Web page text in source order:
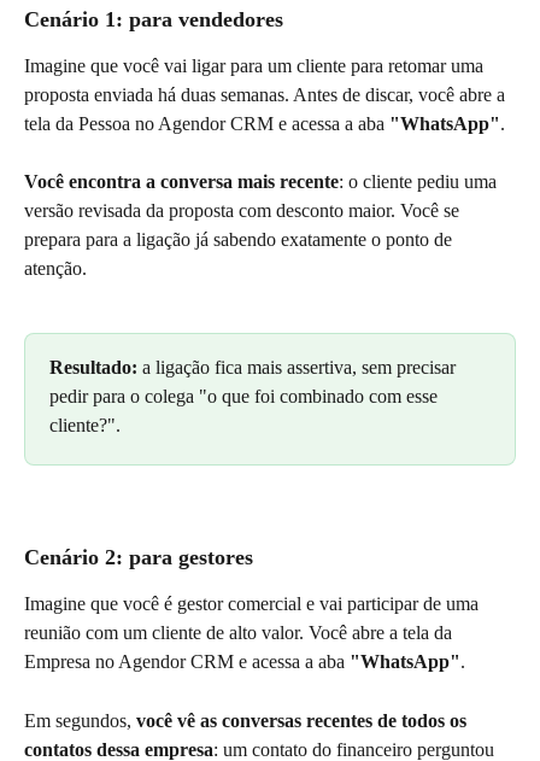
Cenário 1: para vendedores
Imagine que você vai ligar para um cliente para retomar uma
proposta enviada há duas semanas. Antes de discar, você abre a
tela da Pessoa no Agendor CRM e acessa a aba "WhatsApp".
Você encontra a conversa mais recente: o cliente pediu uma
versão revisada da proposta com desconto maior. Você se
prepara para a ligação já sabendo exatamente o ponto de
atenção.
Resultado: a ligação fica mais assertiva, sem precisar
pedir para o colega "o que foi combinado com esse
cliente?".
Cenário 2: para gestores
Imagine que você é gestor comercial e vai participar de uma
reunião com um cliente de alto valor. Você abre a tela da
Empresa no Agendor CRM e acessa a aba "WhatsApp".
Em segundos, você vê as conversas recentes de todos os
contatos dessa empresa: um contato do financeiro perguntou